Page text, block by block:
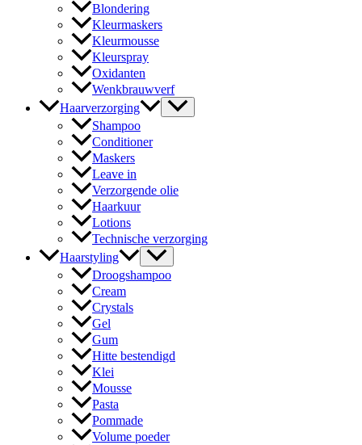
Blondering
Kleurmaskers
Kleurmousse
Kleurspray
Oxidanten
Wenkbrauwverf
Haarverzorging
Shampoo
Conditioner
Maskers
Leave in
Verzorgende olie
Haarkuur
Lotions
Technische verzorging
Haarstyling
Droogshampoo
Cream
Crystals
Gel
Gum
Hitte bestendigd
Klei
Mousse
Pasta
Pommade
Volume poeder